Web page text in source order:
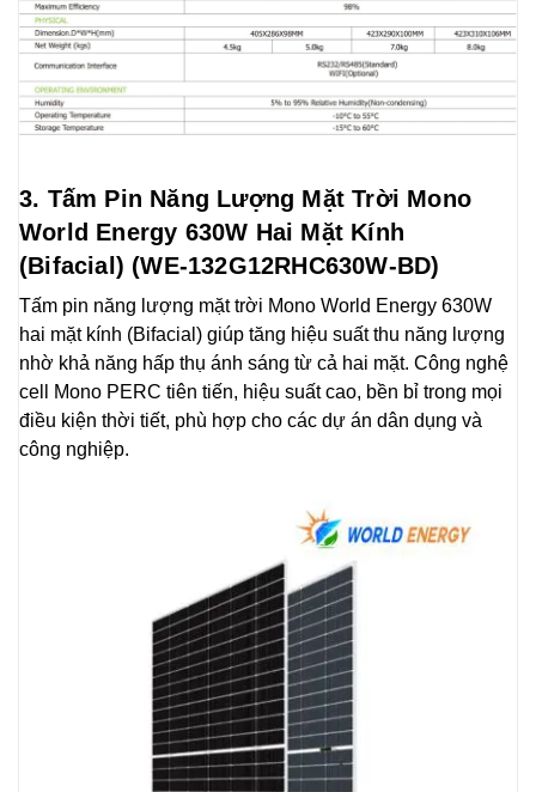
3. Tấm Pin Năng Lượng Mặt Trời Mono
World Energy 630W Hai Mặt Kính
(Bifacial) (WE-132G12RHC630W-BD)
Tấm pin năng lượng mặt trời Mono World Energy 630W
hai mặt kính (Bifacial) giúp tăng hiệu suất thu năng lượng
nhờ khả năng hấp thụ ánh sáng từ cả hai mặt. Công nghệ
cell Mono PERC tiên tiến, hiệu suất cao, bền bỉ trong mọi
điều kiện thời tiết, phù hợp cho các dự án dân dụng và
công nghiệp.